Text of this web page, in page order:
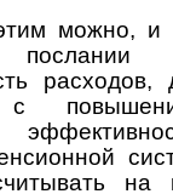
можно, и
послании
с
на